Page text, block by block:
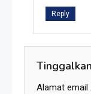
Reply
Alamat email